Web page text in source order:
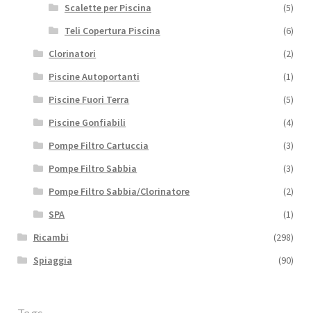
Scalette per Piscina
(5)
Teli Copertura Piscina
(6)
Clorinatori
(2)
Piscine Autoportanti
(1)
Piscine Fuori Terra
(5)
Piscine Gonfiabili
(4)
Pompe Filtro Cartuccia
(3)
Pompe Filtro Sabbia
(3)
Pompe Filtro Sabbia/Clorinatore
(2)
SPA
(1)
Ricambi
(298)
Spiaggia
(90)